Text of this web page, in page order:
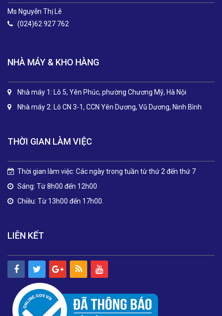
Ms Nguyễn Thị Lê
(024)62 927 762
NHÀ MÁY & KHO HÀNG
Nhà máy 1: Lô 5, Yên Phúc, phường Chương Mỹ, Hà Nội
Nhà máy 2: Lô CN 3-1, CCN Yên Dương, Vũ Dương, Ninh Bình
THỜI GIAN LÀM VIỆC
Thời gian làm việc: Các ngày trong tuần từ thứ 2 đến thứ 7
Sáng: Từ 8h00 đến 12h00
Chiều: Từ 13h00 đến 17h00.
LIÊN KẾT